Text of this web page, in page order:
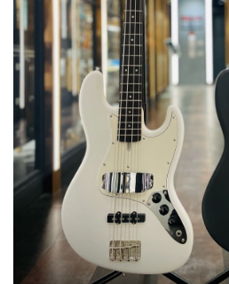
キーボード
管楽器
アンプ